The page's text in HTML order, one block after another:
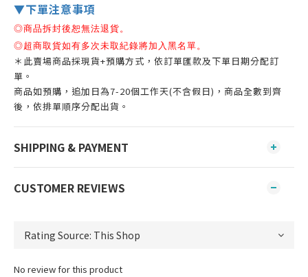
▼下單注意事項
◎商品拆封後恕無法退貨。
◎超商取貨如有多次未取紀錄將加入黑名單。
＊此賣場商品採現貨+預購方式，依訂單匯款及下單日期分配訂
單。
商品如預購，追加日為7-20個工作天(不含假日)，商品全數到齊
後，依排單順序分配出貨。
SHIPPING & PAYMENT
CUSTOMER REVIEWS
No review for this product